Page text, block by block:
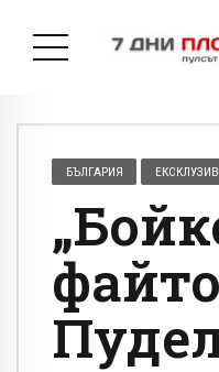
БЪЛГАРИЯ